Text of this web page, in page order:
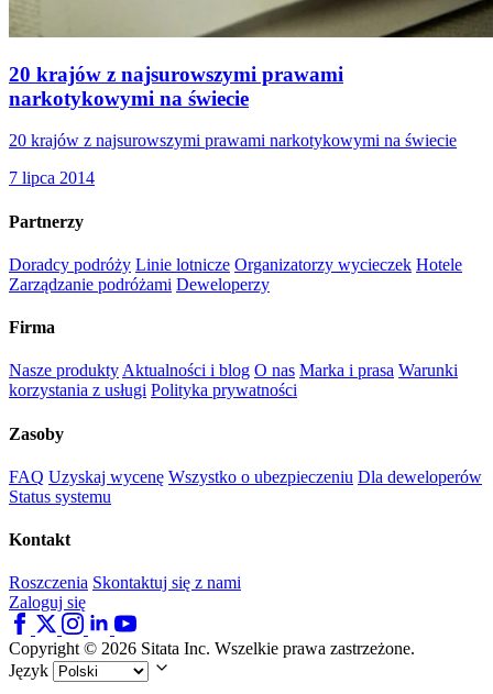
20 krajów z najsurowszymi prawami
narkotykowymi na świecie
20 krajów z najsurowszymi prawami narkotykowymi na świecie
7 lipca 2014
Partnerzy
Doradcy podróży Linie lotnicze Organizatorzy wycieczek Hotele
Zarządzanie podróżami Deweloperzy
Firma
Nasze produkty Aktualności i blog O nas Marka i prasa Warunki
korzystania z usługi Polityka prywatności
Zasoby
FAQ Uzyskaj wycenę Wszystko o ubezpieczeniu Dla deweloperów
Status systemu
Kontakt
Roszczenia Skontaktuj się z nami
Zaloguj się
Copyright © 2026 Sitata Inc. Wszelkie prawa zastrzeżone.
Język